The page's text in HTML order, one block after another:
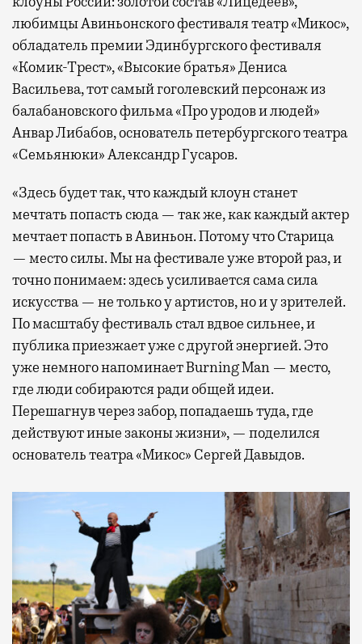
любимцы Авиньонского фестиваля театр «Микос»,
обладатель премии Эдинбургского фестиваля
«Комик-Трест», «Высокие братья» Дениса
Васильева, тот самый гоголевский персонаж из
балабановского фильма «Про уродов и людей»
Анвар Либабов, основатель петербургского театра
«Семьянюки» Александр Гусаров.
«Здесь будет так, что каждый клоун станет
мечтать попасть сюда — так же, как каждый актер
мечтает попасть в Авиньон. Потому что Старица
— место силы. Мы на фестивале уже второй раз, и
точно понимаем: здесь усиливается сама сила
искусства — не только у артистов, но и у зрителей.
По масштабу фестиваль стал вдвое сильнее, и
публика приезжает уже с другой энергией. Это
уже немного напоминает Burning Man — место,
где люди собираются ради общей идеи.
Перешагнув через забор, попадаешь туда, где
действуют иные законы жизни», — поделился
основатель театра «Микос» Сергей Давыдов.